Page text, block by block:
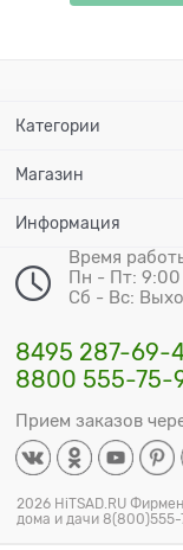
Категории
Магазин
Информация
Время
Пн - Пт: 9:00
Сб - Вс:
8495 287-69-
8800 555-75-
Прием заказов
2026 HiTSAD.RU
дома и дачи